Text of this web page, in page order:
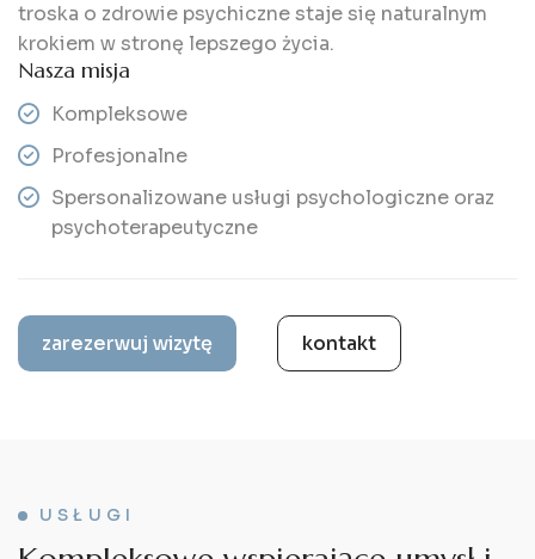
troska o zdrowie psychiczne staje się naturalnym
krokiem w stronę lepszego życia.
Nasza misja
Kompleksowe
Profesjonalne
Spersonalizowane usługi psychologiczne oraz
psychoterapeutyczne
zarezerwuj wizytę kontakt
USŁUGI